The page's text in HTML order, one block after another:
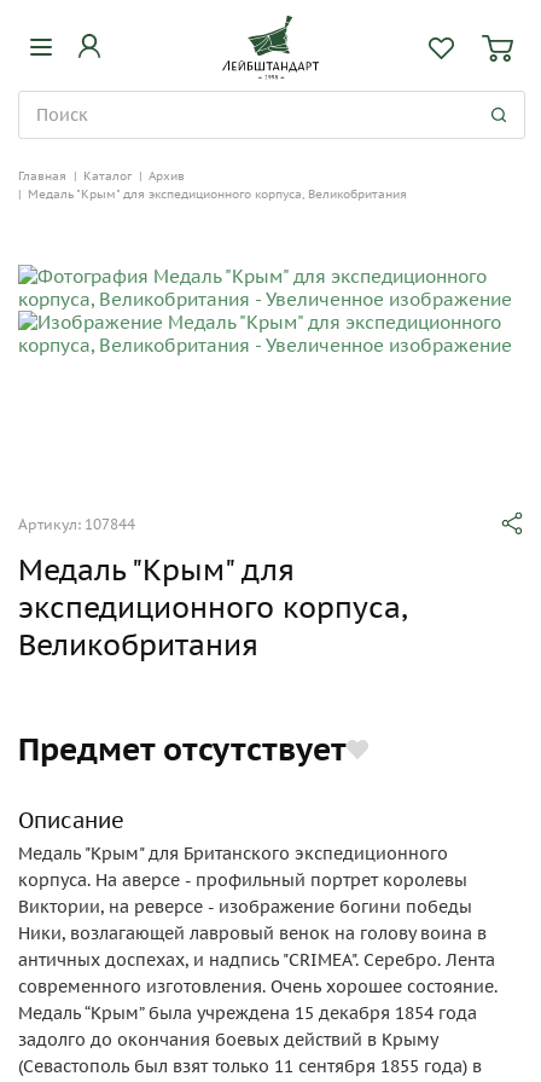
Главная | Каталог | Архив
| Медаль "Крым" для экспедиционного корпуса, Великобритания
Артикул: 107844
Медаль "Крым" для
экспедиционного корпуса,
Великобритания
Предмет отсутствует
Описание
Медаль "Крым" для Британского экспедиционного
корпуса. На аверсе - профильный портрет королевы
Виктории, на реверсе - изображение богини победы
Ники, возлагающей лавровый венок на голову воина в
античных доспехах, и надпись "CRIMEA". Серебро. Лента
современного изготовления. Очень хорошее состояние.
Медаль “Крым” была учреждена 15 декабря 1854 года
задолго до окончания боевых действий в Крыму
(Севастополь был взят только 11 сентября 1855 года) в